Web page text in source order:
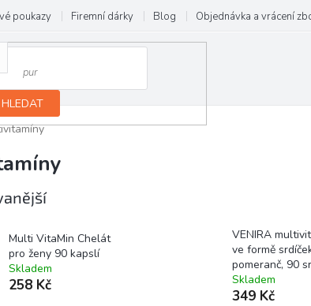
poukazy Firemní dárky Blog Objednávka a vrácení
HLEDAT
Multi VitaMin Chelát
pro ženy 90 kapslí
Skladem
258 Kč
VENIRA
ve formě
pomeranč, 90
Skladem
349 Kč